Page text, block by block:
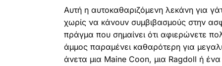
Αυτή η αυτοκαθαριζόμενη λεκάνη για
χωρίς να κάνουν συμβιβασμούς στην
πράγμα που σημαίνει ότι αφιερώνετε
άμμος παραμένει καθαρότερη για
άνετα μια Maine Coon, μια Ragdoll ή ένα